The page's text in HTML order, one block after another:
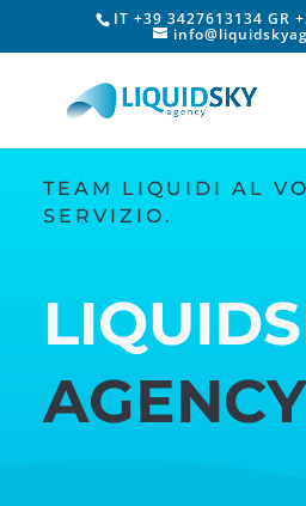
IT +39 3427613134 GR
TEAM LIQUIDI AL
SERVIZIO.
AGENCY